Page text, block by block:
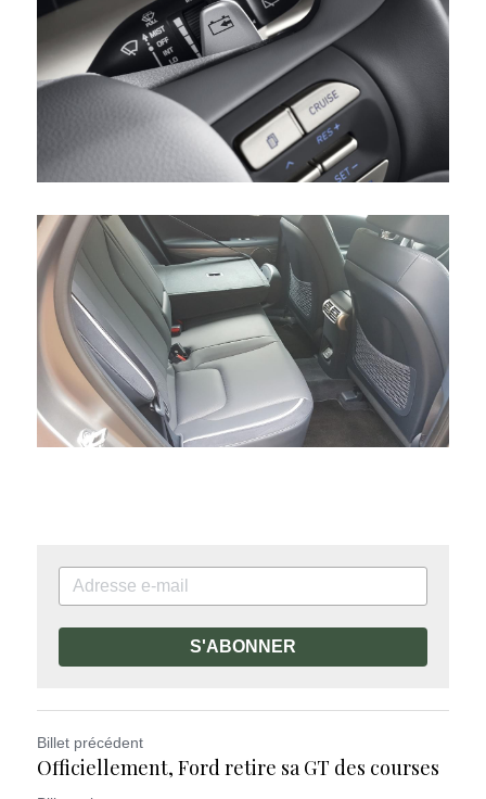
S'ABONNER
Billet précédent
Officiellement, Ford retire sa GT des courses